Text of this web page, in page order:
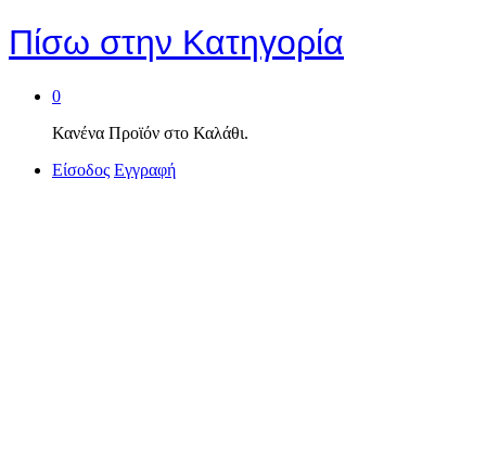
Πίσω στην Κατηγορία
0
Κανένα Προϊόν στο Καλάθι.
Είσοδος Εγγραφή